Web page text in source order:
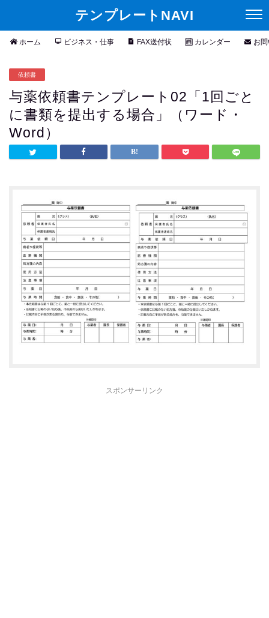
テンプレートNAVI
ホーム ビジネス・仕事 FAX送付状 カレンダー お
依頼書
与薬依頼書テンプレート02「1回ごと
に書類を提出する場合」（ワード・
Word）
スポンサーリンク